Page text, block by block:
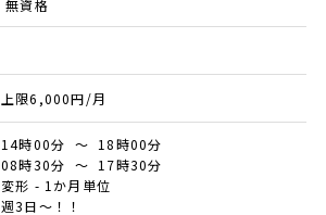
無資格
上限6,000円/月
14時00分 ～ 18時00分
08時30分 ～ 17時30分
変形 - 1か月単位
週3日～！！